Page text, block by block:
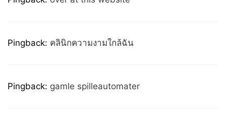
Pingback: คลินิกความงามใกล้ฉัน
Pingback: gamle spilleautomater